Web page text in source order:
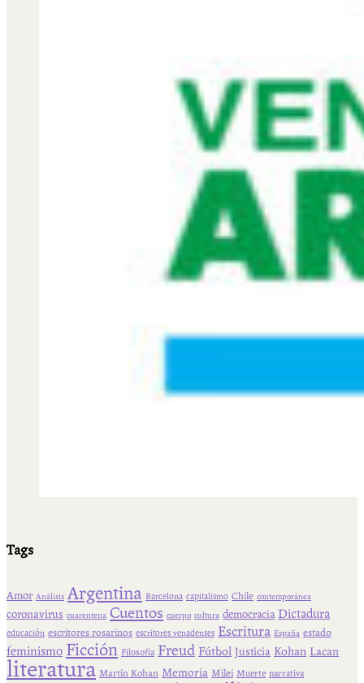
Tags
Amor Análisis Argentina Barcelona capitalismo Chile contemporánea
coronavirus cuarentena Cuentos cuerpo cultura democracia Dictadura
educación escritores rosarinos escritores venadenses Escritura España estado
feminismo Ficción Filosofía Freud Fútbol Justicia Kohan Lacan
literatura Martín Kohan Memoria Milei Muerte narrativa